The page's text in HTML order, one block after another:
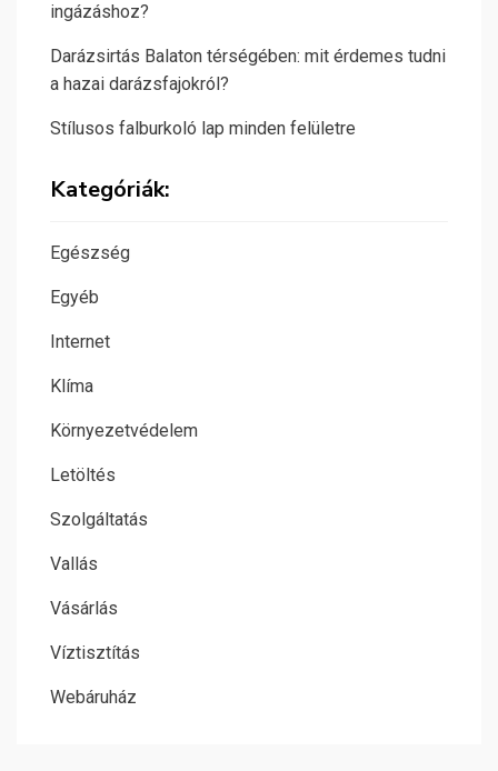
ingázáshoz?
Darázsirtás Balaton térségében: mit érdemes tudni
a hazai darázsfajokról?
Stílusos falburkoló lap minden felületre
Kategóriák:
Egészség
Egyéb
Internet
Klíma
Környezetvédelem
Letöltés
Szolgáltatás
Vallás
Vásárlás
Víztisztítás
Webáruház